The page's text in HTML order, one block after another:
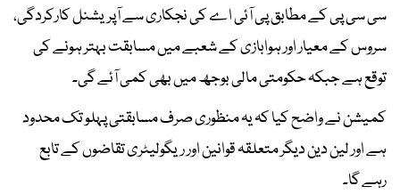
سی سی پی کے مطابق پی آئی اے کی نجکاری سے آپریشنل کارکردگی،
سروس کے معیار اور ہوابازی کے شعبے میں مسابقت بہتر ہونے کی
توقع ہے جبکہ حکومتی مالی بوجھ میں بھی کمی آئے گی۔
کمیشن نے واضح کیا کہ یہ منظوری صرف مسابقتی پہلو تک محدود
ہے اور لین دین دیگر متعلقہ قوانین اور ریگولیٹری تقاضوں کے تابع
رہے گا۔